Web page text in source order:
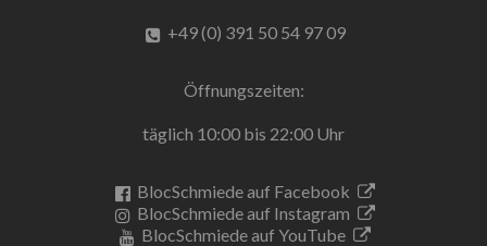
+49 (0) 391 50 54 97 09
Öffnungszeiten:
täglich 10:00 bis 22:00 Uhr
BlocSchmiede auf Facebook
BlocSchmiede auf Instagram
BlocSchmiede auf YouTube